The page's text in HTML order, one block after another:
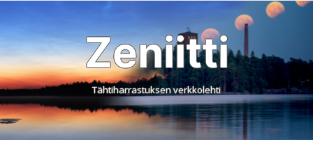
Zeniitti
Tähtiharrastuksen verkkolehti